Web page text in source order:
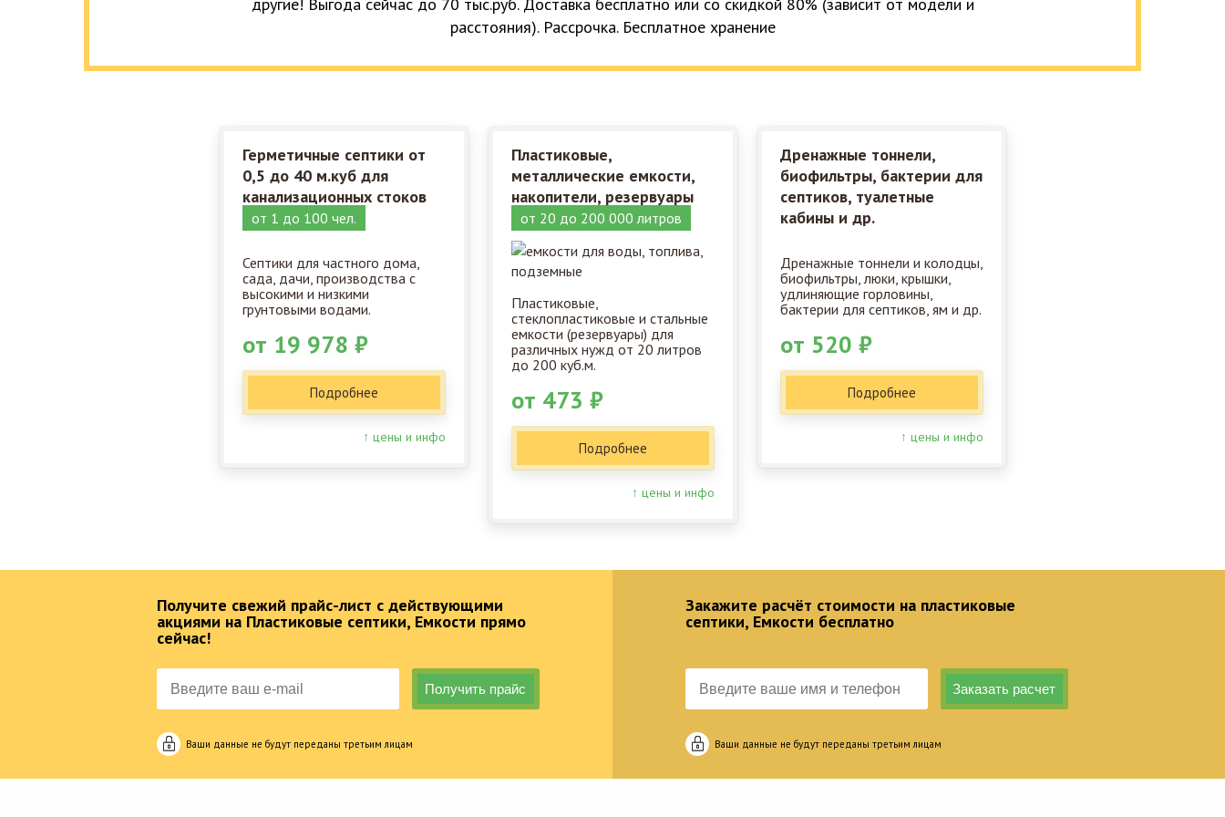
расстояния). Рассрочка. Бесплатное хранение
Герметичные септики от
0,5 до 40 м.куб для
канализационных стоков
от 1 до 100 чел.
Септики для частного дома,
сада, дачи, производства с
высокими и низкими
грунтовыми водами.
от 19 978 ₽
Подробнее
↑ цены и инфо
Пластиковые,
металлические емкости,
накопители, резервуары
от 20 до 200 000 литров
Пластиковые,
стеклопластиковые и стальные
емкости (резервуары) для
различных нужд от 20 литров
до 200 куб.м.
от 473 ₽
Подробнее
↑ цены и инфо
Дренажные тоннели,
биофильтры, бактерии для
септиков, туалетные
кабины и др.
Дренажные тоннели и колодцы,
биофильтры, люки, крышки,
удлиняющие горловины,
бактерии для септиков, ям и др.
от 520 ₽
Подробнее
↑ цены и инфо
Получите свежий прайс-лист с действующими
акциями на Пластиковые септики, Емкости прямо
сейчас!
Ваши данные не будут переданы третьим лицам
Закажите расчёт стоимости на пластиковые
септики, Емкости бесплатно
Ваши данные не будут переданы третьим лицам